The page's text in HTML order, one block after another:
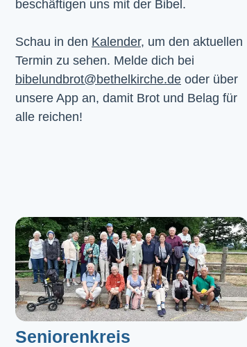
beschäftigen uns mit der Bibel.
Schau in den Kalender, um den aktuellen
Termin zu sehen. Melde dich bei
bibelundbrot@bethelkirche.de oder über
unsere App an, damit Brot und Belag für
alle reichen!
Seniorenkreis